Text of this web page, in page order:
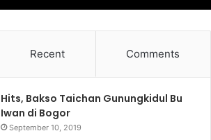
Recent Comments
Hits, Bakso Taichan Gunungkidul Bu
Iwan di Bogor
September 10, 2019